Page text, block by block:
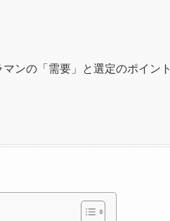
ンの「需要」と選定のポイント